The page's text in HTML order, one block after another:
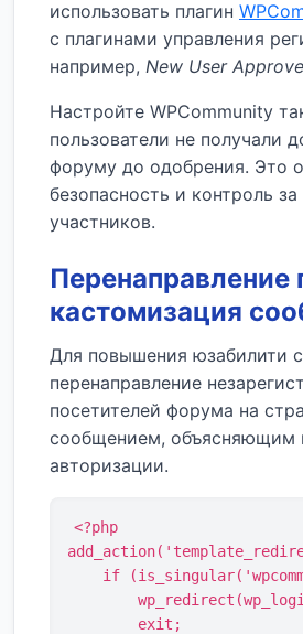
использовать плагин
с плагинами управления
например, New User Approve
Настройте WPCommunity
пользователи не получали
форуму до одобрения. Это
безопасность и контроль
участников.
Перенаправление
кастомизация
Для повышения юзабилити
перенаправление
посетителей форума на
сообщением, объясняющим
авторизации.
<?php
if
        exit;